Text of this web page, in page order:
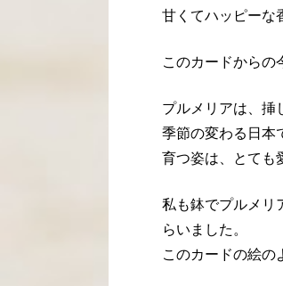
甘くてハッピーな
このカードからの
プルメリアは、挿
季節の変わる日本
育つ姿は、とても
私も鉢でプルメリ
らいました。
このカードの絵の